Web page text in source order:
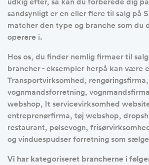
sandsynligt er en eller flere til salg på
matcher den type og branche som du
operere i.
Hos os, du finder nemlig firmaer til
brancher - eksempler herpå kan være
Transportvirksomhed, rengøringsfirma,
vognmandsforretning,
webshop, It servicevirksomhed
entreprenørfirma, tøj webshop,
restaurant, pølsevogn,
og vinduespudser forretning som
Vi har kategoriseret brancherne i